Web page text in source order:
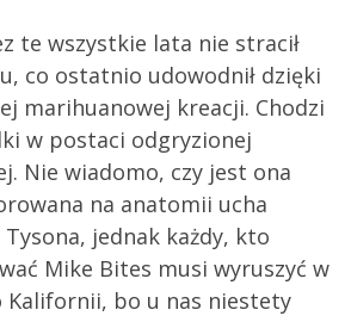
te wszystkie lata nie stracił
co ostatnio udowodnił dzięki
marihuanowej kreacji. Chodzi
w postaci odgryzionej
Nie wiadomo, czy jest ona
na anatomii ucha
jednak każdy, kto
Mike Bites musi wyruszyć w
Kalifornii, bo u nas niestety